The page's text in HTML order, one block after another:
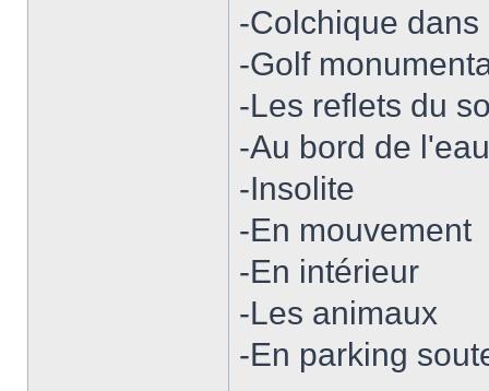
-Colchique dans
-Golf
-Les reflets du
-Au bord de l'eau
-Insolite
-En mouvement
-En intérieur
-Les animaux
-En parking